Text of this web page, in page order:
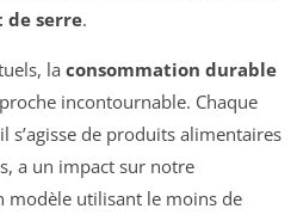
de serre.
la consommation durable
incontournable. Chaque
s’agisse de produits alimentaires
a un impact sur notre
modèle utilisant le moins de